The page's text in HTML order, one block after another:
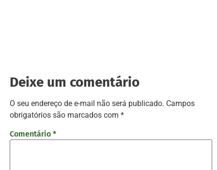
Deixe um comentário
O seu endereço de e-mail não será publicado. Campos
obrigatórios são marcados com *
Comentário *